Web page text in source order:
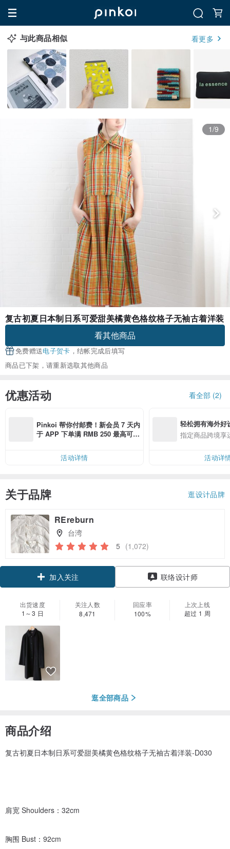
与此商品相似 看更多
1/9
复古初夏日本制日系可爱甜美橘黄色格纹格子无袖古着洋装
看其他商品
免费赠送电子贺卡 ，结帐完成后填写
商品已下架，请重新选取其他商品
优惠活动 看全部 (2)
Pinkoi 帮你付邮费！新会员 7 天内
于 APP 下单满 RMB 250 最高可折
活动详情
轻松拥有海外好
指定商品跨境享
活动详
关于品牌 逛设计品牌
REreburn
台湾
5 (1,072)
加入关注 联络设计师
出货速度
1～3 日
关注人数
8,471
回应率
100%
上次上线
超过 1 周
逛全部商品
商品介绍
复古初夏日本制日系可爱甜美橘黄色格纹格子无袖古着洋装-D030
肩宽 Shoulders：32cm
胸围 Bust：92cm